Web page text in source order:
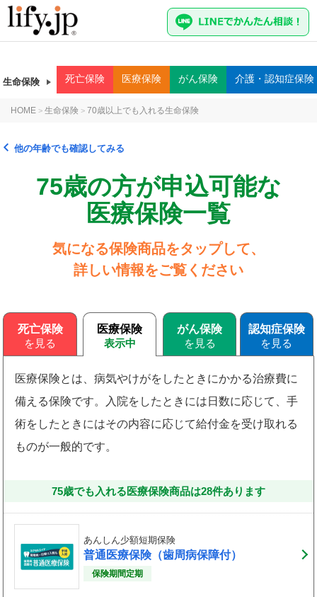
生命保険 死亡保険 医療保険 がん保険 介護・認知症保険
HOME > 生命保険 > 70歳以上でも入れる生命保険
他の年齢でも確認してみる
75歳の方が申込可能な
医療保険一覧
気になる保険商品をタップして、
詳しい情報をご覧ください
死亡保険 医療保険 がん保険 認知症保険
医療保険とは、病気やけがをしたときにかかる治療費に
備える保険です。入院をしたときには日数に応じて、手
術をしたときにはその内容に応じて給付金を受け取れる
ものが一般的です。
75歳でも入れる医療保険商品は28件あります
あんしん少額短期保険
普通医療保険（歯周病保障付）
保険期間定期